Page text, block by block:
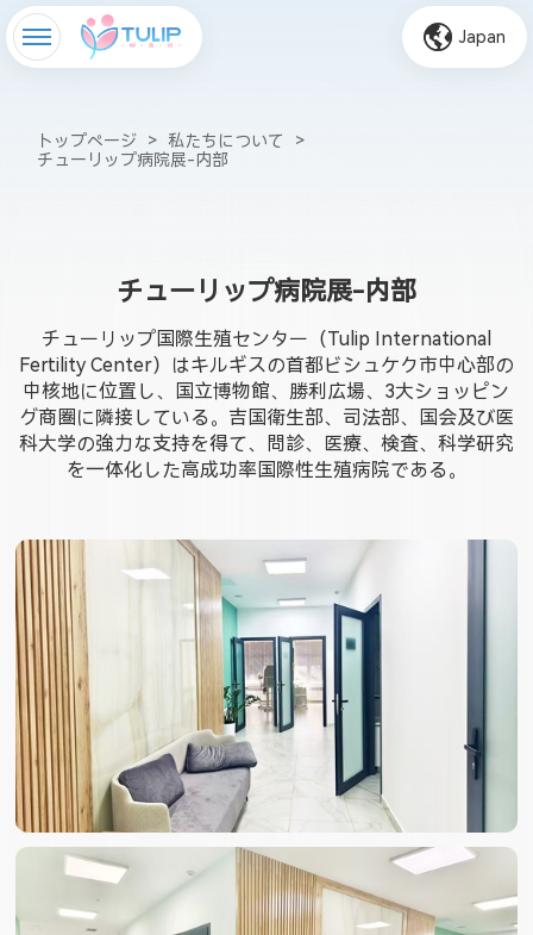
Japan
トップページ > 私たちについて
>
チューリップ病院展-内部
チューリップ病院展-内部
チューリップ国際生殖センター（Tulip International
Fertility Center）はキルギスの首都ビシュケク市中心部の
中核地に位置し、国立博物館、勝利広場、3大ショッピン
グ商圏に隣接している。吉国衛生部、司法部、国会及び医
科大学の強力な支持を得て、問診、医療、検査、科学研究
を一体化した高成功率国際性生殖病院である。